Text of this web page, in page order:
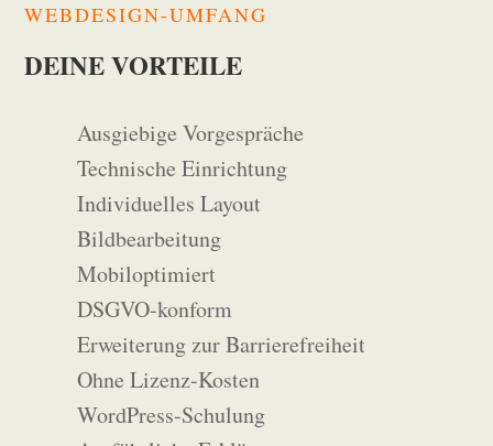
WEBDESIGN-UMFANG
DEINE VORTEILE
Ausgiebige Vorgespräche
Technische Einrichtung
Individuelles Layout
Bildbearbeitung
Mobiloptimiert
DSGVO-konform
Erweiterung zur Barrierefreiheit
Ohne Lizenz-Kosten
WordPress-Schulung